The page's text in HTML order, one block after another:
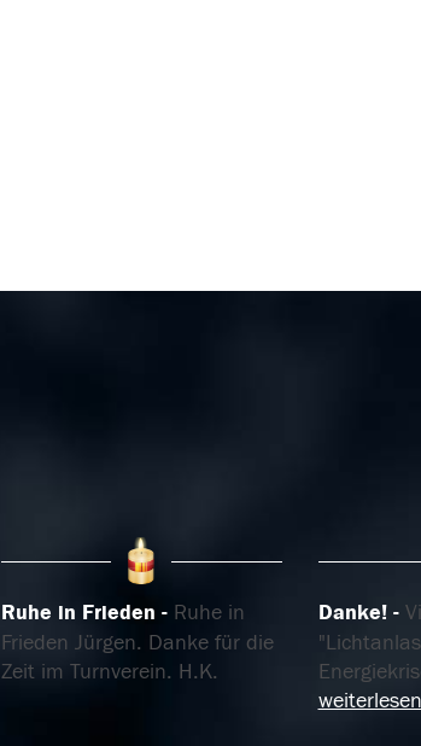
Ruhe in Frieden
Ruhe in
Frieden Jürgen. Danke für die
Zeit im Turnverein. H.K.
Danke!
weiterlesen